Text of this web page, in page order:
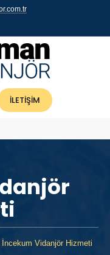
İLETİŞİM
İncekum Vidanjör Hizmeti